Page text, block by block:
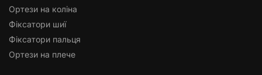
Ортези на коліна
Фіксатори шиї
Фіксатори пальця
Ортези на плече